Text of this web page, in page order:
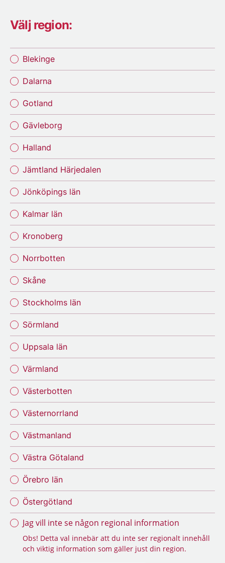
Välj region:
Blekinge
Dalarna
Gotland
Gävleborg
Halland
Jämtland Härjedalen
Jönköpings län
Kalmar län
Kronoberg
Norrbotten
Skåne
Stockholms län
Sörmland
Uppsala län
Värmland
Västerbotten
Västernorrland
Västmanland
Västra Götaland
Örebro län
Östergötland
Jag vill inte se någon regional information
Obs! Detta val innebär att du inte ser regionalt innehåll
och viktig information som gäller just din region.